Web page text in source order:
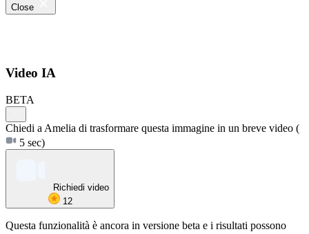
Close
Video IA
BETA
Chiedi a Amelia di trasformare questa immagine in un breve video (
5 sec)
Richiedi video
12
Questa funzionalità è ancora in versione beta e i risultati possono